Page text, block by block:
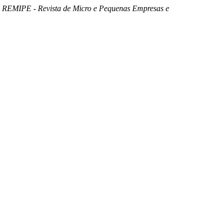
REMIPE - Revista de Micro e Pequenas Empresas e